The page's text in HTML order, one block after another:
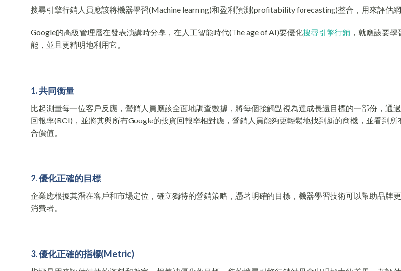
搜尋引擎行銷人員應該將機器學習(Machine learning)和盈利預測(profitability forecasting)整合，用來評估網
Google的高級管理層在發表演講時分享，在人工智能時代(The age of AI)要優化搜尋引擎行銷 ，就應該要
能，並且更精明地利用它。
1. 共同衡量
比起測量每一位客戶反應，營銷人員應該全面地調查數據，將每個接觸點視為達成長遠目標的一部份，通
回報率(ROI)，並將其與所有Google的投資回報率相對應，營銷人員能夠更輕鬆地找到新的商機，並看到所
合價值。
2. 優化正確的目標
企業應根據其潛在客戶和市場定位，確立獨特的營銷策略，憑著明確的目標，機器學習技術可以幫助品牌
消費者。
3. 優化正確的指標(Metric)